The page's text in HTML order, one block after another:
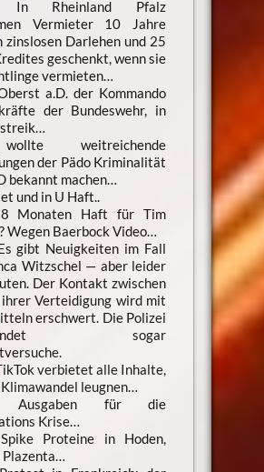
In Rheinland Pfalz
Vermieter 10 Jahre
zinslosen Darlehen und 25
geschenkt, wenn sie
vermieten…
a.D. der Kommando
der Bundeswehr, in
weitreichende
der Pädo Kriminalität
bekannt machen…
und in U Haft..
Monaten Haft für Tim
Wegen Baerbock Video…
gibt Neuigkeiten im Fall
Witzschel — aber leider
Der Kontakt zwischen
Verteidigung wird mit
erschwert. Die Polizei
sogar
verbietet alle Inhalte,
leugnen…
Ausgaben für die
Krise…
Proteine in Hoden,
Plazenta…